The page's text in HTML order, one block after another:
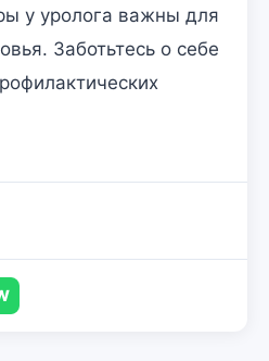
у уролога важны для
Заботьтесь о себе